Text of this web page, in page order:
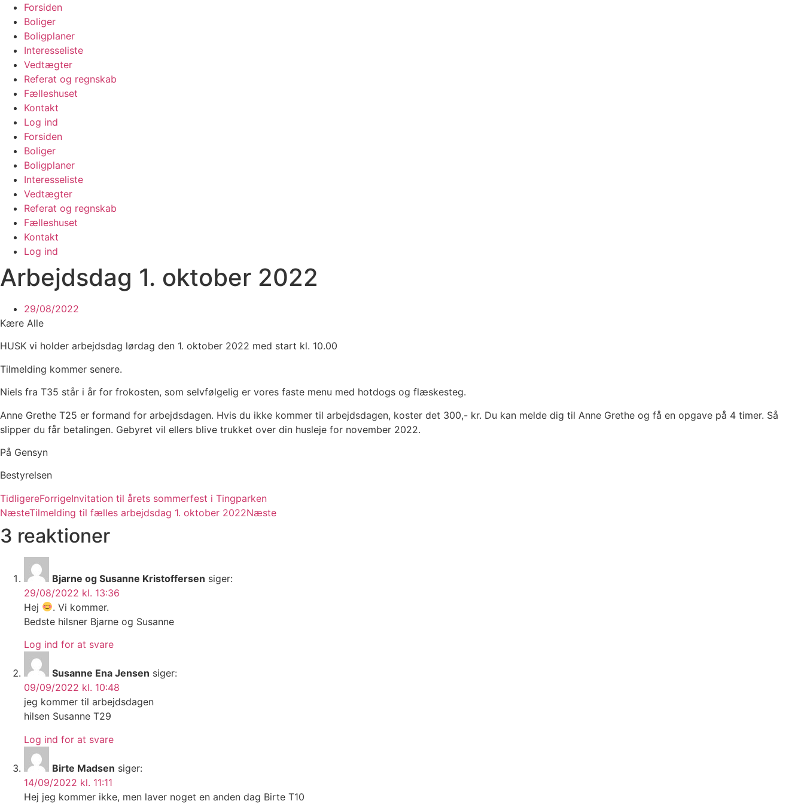
Videre
indhold
Forsiden
Boliger
Boligplaner
Interesseliste
Vedtægter
Referat og regnskab
Fælleshuset
Kontakt
Log ind
Forsiden
Boliger
Boligplaner
Interesseliste
Vedtægter
Referat og regnskab
Fælleshuset
Kontakt
Log ind
Arbejdsdag 1. oktober 2022
29/08/2022
Kære Alle
HUSK vi holder arbejdsdag lørdag den 1. oktober 2022 med start kl. 10.00
Tilmelding kommer senere.
Niels fra T35 står i år for frokosten, som selvfølgelig er vores faste menu med hotdogs og flæskesteg.
Anne Grethe T25 er formand for arbejdsdagen. Hvis du ikke kommer til arbejdsdagen, koster det 300,- kr. Du kan melde dig til Anne Grethe og få en opgave på 4 timer. Så
slipper du får betalingen. Gebyret vil ellers blive trukket over din husleje for november 2022.
På Gensyn
Bestyrelsen
TidligereForrigeInvitation til årets sommerfest i Tingparken
NæsteTilmelding til fælles arbejdsdag 1. oktober 2022Næste
3 reaktioner
Bjarne og Susanne Kristoffersen siger:
29/08/2022 kl. 13:36
Hej
. Vi kommer.
Bedste hilsner Bjarne og Susanne
Log ind for at svare
Susanne Ena Jensen siger:
09/09/2022 kl. 10:48
jeg kommer til arbejdsdagen
hilsen Susanne T29
Log ind for at svare
Birte Madsen siger:
14/09/2022 kl. 11:11
Hej jeg kommer ikke, men laver noget en anden dag Birte T10